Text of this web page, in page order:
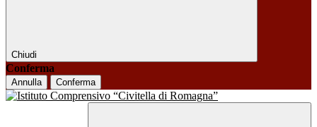
Chiudi
Conferma
Annulla Conferma